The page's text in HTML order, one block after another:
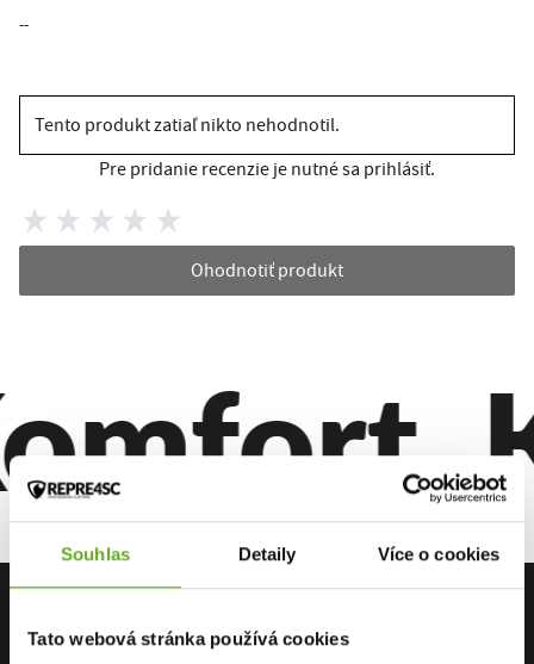
Souhlas Detaily Více o cookies
Tato webová stránka používá cookies
--
Tento produkt zatiaľ nikto nehodnotil.
Pre pridanie recenzie je nutné sa prihlásiť.
Ohodnotiť produkt